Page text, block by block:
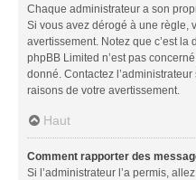
Chaque administrateur a son
Si vous avez dérogé à une règle,
avertissement. Notez que c’est la
phpBB Limited n’est pas
donné. Contactez
raisons de votre avertissement.
Haut
Comment rapporter des
Si l’administrateur l’a permis,